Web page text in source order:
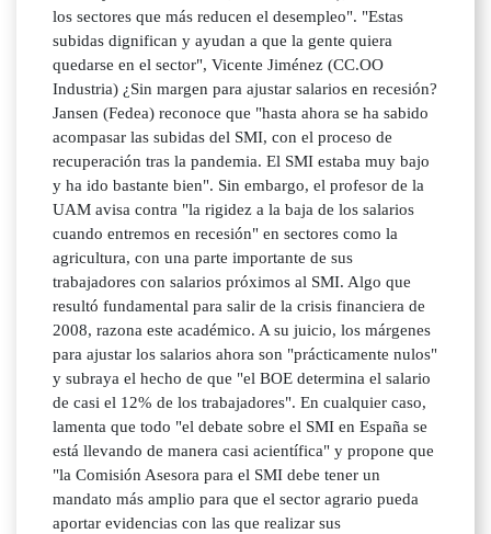
los sectores que más reducen el desempleo". "Estas
subidas dignifican y ayudan a que la gente quiera
quedarse en el sector", Vicente Jiménez (CC.OO
Industria) ¿Sin margen para ajustar salarios en recesión?
Jansen (Fedea) reconoce que "hasta ahora se ha sabido
acompasar las subidas del SMI, con el proceso de
recuperación tras la pandemia. El SMI estaba muy bajo
y ha ido bastante bien". Sin embargo, el profesor de la
UAM avisa contra "la rigidez a la baja de los salarios
cuando entremos en recesión" en sectores como la
agricultura, con una parte importante de sus
trabajadores con salarios próximos al SMI. Algo que
resultó fundamental para salir de la crisis financiera de
2008, razona este académico. A su juicio, los márgenes
para ajustar los salarios ahora son "prácticamente nulos"
y subraya el hecho de que "el BOE determina el salario
de casi el 12% de los trabajadores". En cualquier caso,
lamenta que todo "el debate sobre el SMI en España se
está llevando de manera casi acientífica" y propone que
"la Comisión Asesora para el SMI debe tener un
mandato más amplio para que el sector agrario pueda
aportar evidencias con las que realizar sus